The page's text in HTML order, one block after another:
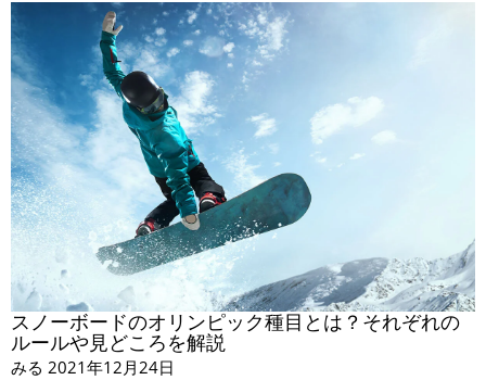
スノーボードのオリンピック種目とは？それぞれの
ルールや見どころを解説
みる 2021年12月24日